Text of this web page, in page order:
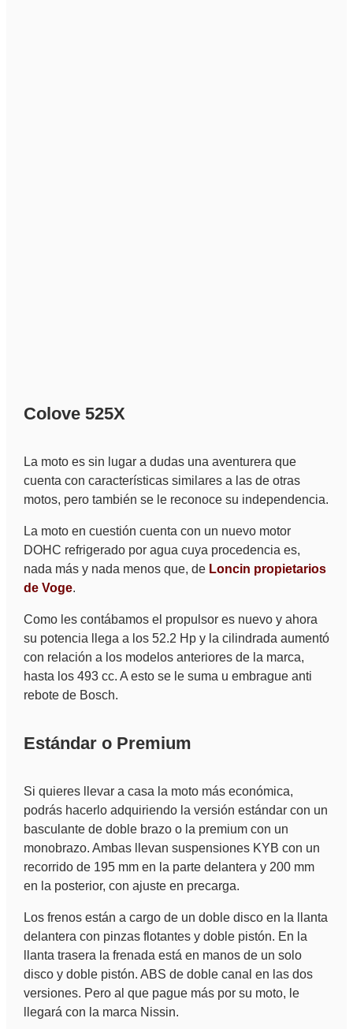
Colove 525X
La moto es sin lugar a dudas una aventurera que
cuenta con características similares a las de otras
motos, pero también se le reconoce su independencia.
La moto en cuestión cuenta con un nuevo motor
DOHC refrigerado por agua cuya procedencia es,
nada más y nada menos que, de Loncin propietarios
de Voge.
Como les contábamos el propulsor es nuevo y ahora
su potencia llega a los 52.2 Hp y la cilindrada aumentó
con relación a los modelos anteriores de la marca,
hasta los 493 cc. A esto se le suma u embrague anti
rebote de Bosch.
Estándar o Premium
Si quieres llevar a casa la moto más económica,
podrás hacerlo adquiriendo la versión estándar con un
basculante de doble brazo o la premium con un
monobrazo. Ambas llevan suspensiones KYB con un
recorrido de 195 mm en la parte delantera y 200 mm
en la posterior, con ajuste en precarga.
Los frenos están a cargo de un doble disco en la llanta
delantera con pinzas flotantes y doble pistón. En la
llanta trasera la frenada está en manos de un solo
disco y doble pistón. ABS de doble canal en las dos
versiones. Pero al que pague más por su moto, le
llegará con la marca Nissin.